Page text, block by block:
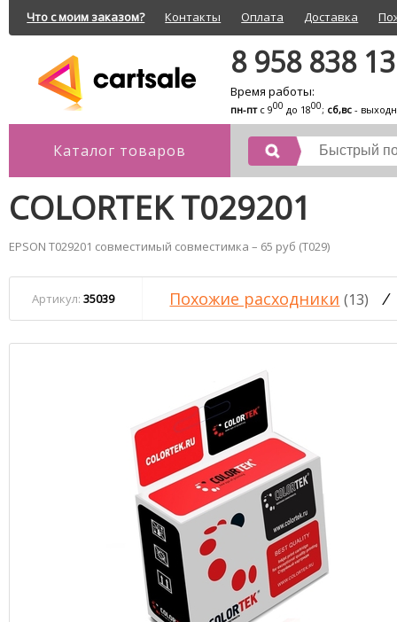
Что с моим заказом? Контакты Оплата Доставка
8 958 838
Время работы:
пн-птс 900 до 1800; сб,вс -
Каталог товаров
COLORTEK T029201
EPSON T029201 совместимый совместимка – 65 руб (T029)
Артикул: 35039 Похожие расходники (13) /